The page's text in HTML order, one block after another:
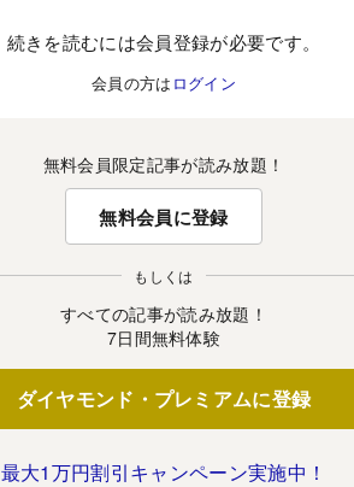
続きを読むには会員登録が必要です。
会員の方は ログイン
無料会員限定記事が読み放題！
無料会員に登録
もしくは
すべての記事が読み放題！
7日間無料体験
ダイヤモンド・プレミアムに登録
最大1万円割引キャンペーン実施中！